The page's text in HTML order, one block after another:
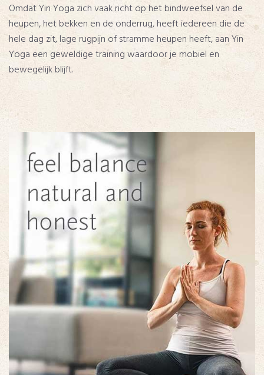
Omdat Yin Yoga zich vaak richt op het bindweefsel van de
heupen, het bekken en de onderrug, heeft iedereen die de
hele dag zit, lage rugpijn of stramme heupen heeft, aan Yin
Yoga een geweldige training waardoor je mobiel en
bewegelijk blijft.